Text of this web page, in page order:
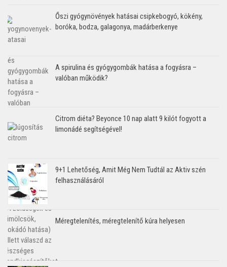
Őszi gyógynövények hatásai csipkebogyó, kökény,
boróka, bodza, galagonya, madárberkenye
A spirulina és gyógygombák hatása a fogyásra –
valóban működik?
Citrom diéta? Beyonce 10 nap alatt 9 kilót fogyott a
limonádé segítségével!
9+1 Lehetőség, Amit Még Nem Tudtál az Aktiv szén
felhasználásáról
Méregtelenítés, méregtelenítő kúra helyesen